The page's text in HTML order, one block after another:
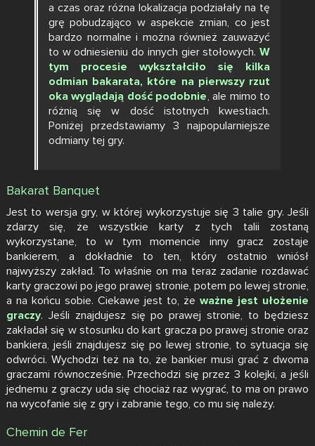
a czas oraz różna lokalizacja podziałały na tę
grę pobudzająco w aspekcie zmian, co jest
bardzo normalne i można również zauważyć
to w odniesieniu do innych gier stołowych.W
tym procesie wykształciło się kilka
odmian bakarata, które na pierwszy rzut
oka wyglądają dość podobnie, ale mimo to
różnią się w dość istotnych kwestiach.
Poniżej przedstawiamy 3 najpopularniejsze
odmiany tej gry.
Bakarat Banquet
Jest to wersja gry, w której wykorzystuje się 3 talie gry. Jeśli
zdarzy się, że wszystkie karty z tych talii zostaną
wykorzystane, to w tym momencie inny gracz zostaje
bankierem, a dokładnie to ten, który ostatnio wniósł
najwyższy zakład. To właśnie on ma teraz zadanie rozdawać
karty graczowi po jego prawej stronie, potem po lewej stronie,
a na końcu sobie. Ciekawe jest to, żeważne jest ułożenie
graczy. Jeśli znajdujesz się po prawej stronie, to będziesz
zakładał się w stosunku do kart gracza po prawej stronie oraz
bankiera, jeśli znajdujesz się po lewej stronie, to sytuacja się
odwróci. Wychodzi też na to, że bankier musi grać z dwoma
graczami równocześnie. Przechodzi się przez 3 kolejki, a jeśli
jednemu z graczy uda się chociaż raz wygrać, to ma on prawo
na wycofanie się z gry i zabranie tego, co mu się należy.
Chemin de Fer